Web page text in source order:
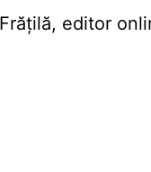
editor